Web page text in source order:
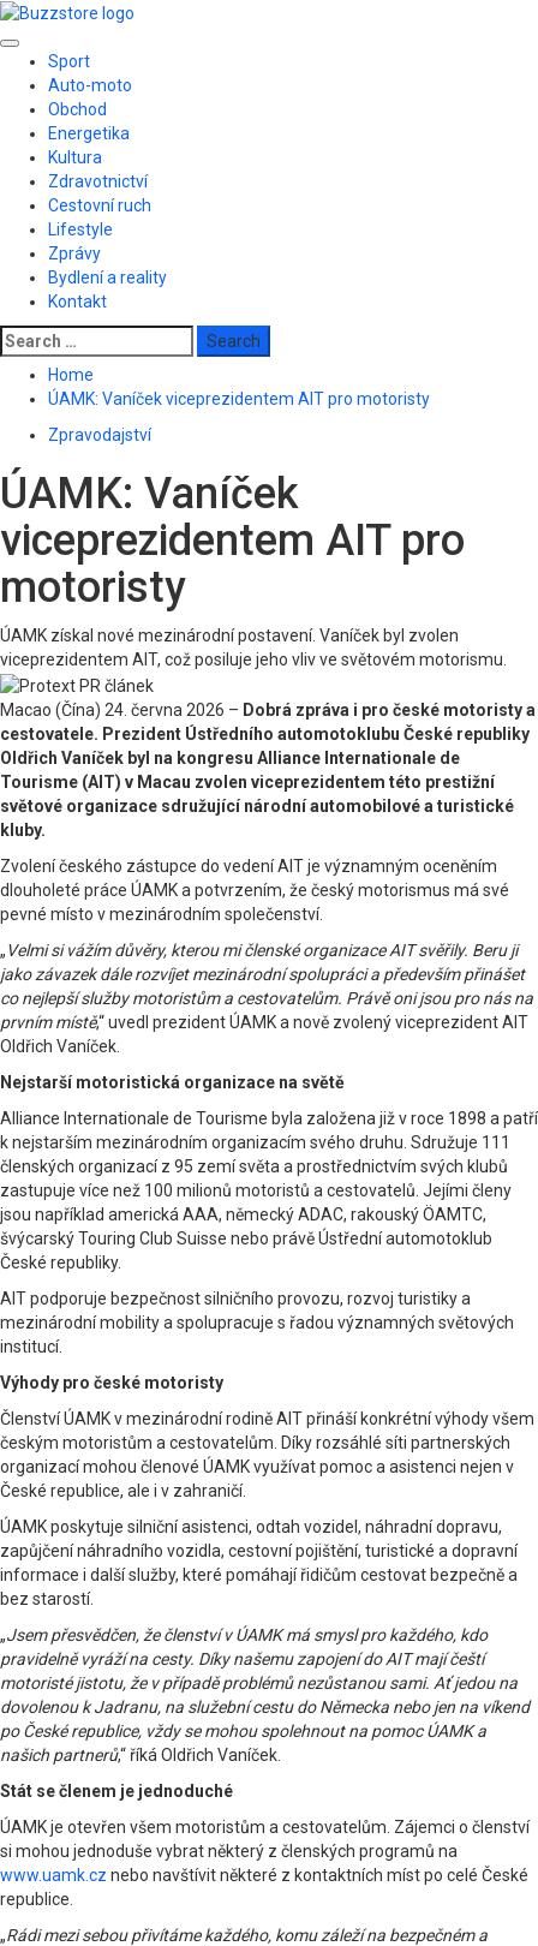
Skip
content
Primary
Menu
Sport
Auto-moto
Obchod
Energetika
Kultura
Zdravotnictví
Cestovní ruch
Lifestyle
Zprávy
Bydlení a reality
Kontakt
Search
for:
Home
ÚAMK: Vaníček viceprezidentem AIT pro motoristy
Zpravodajství
ÚAMK: Vaníček
viceprezidentem AIT pro
motoristy
ÚAMK získal nové mezinárodní postavení. Vaníček byl zvolen
viceprezidentem AIT, což posiluje jeho vliv ve světovém motorismu.
Macao (Čína) 24. června 2026 – Dobrá zpráva i pro české motoristy a
cestovatele. Prezident Ústředního automotoklubu České republiky
Oldřich Vaníček byl na kongresu Alliance Internationale de
Tourisme (AIT) v Macau zvolen viceprezidentem této prestižní
světové organizace sdružující národní automobilové a turistické
kluby.
Zvolení českého zástupce do vedení AIT je významným oceněním
dlouholeté práce ÚAMK a potvrzením, že český motorismus má své
pevné místo v mezinárodním společenství.
„Velmi si vážím důvěry, kterou mi členské organizace AIT svěřily. Beru ji
jako závazek dále rozvíjet mezinárodní spolupráci a především přinášet
co nejlepší služby motoristům a cestovatelům. Právě oni jsou pro nás na
prvním místě,“ uvedl prezident ÚAMK a nově zvolený viceprezident AIT
Oldřich Vaníček.
Nejstarší motoristická organizace na světě
Alliance Internationale de Tourisme byla založena již v roce 1898 a patří
k nejstarším mezinárodním organizacím svého druhu. Sdružuje 111
členských organizací z 95 zemí světa a prostřednictvím svých klubů
zastupuje více než 100 milionů motoristů a cestovatelů. Jejími členy
jsou například americká AAA, německý ADAC, rakouský ÖAMTC,
švýcarský Touring Club Suisse nebo právě Ústřední automotoklub
České republiky.
AIT podporuje bezpečnost silničního provozu, rozvoj turistiky a
mezinárodní mobility a spolupracuje s řadou významných světových
institucí.
Výhody pro české motoristy
Členství ÚAMK v mezinárodní rodině AIT přináší konkrétní výhody všem
českým motoristům a cestovatelům. Díky rozsáhlé síti partnerských
organizací mohou členové ÚAMK využívat pomoc a asistenci nejen v
České republice, ale i v zahraničí.
ÚAMK poskytuje silniční asistenci, odtah vozidel, náhradní dopravu,
zapůjčení náhradního vozidla, cestovní pojištění, turistické a dopravní
informace i další služby, které pomáhají řidičům cestovat bezpečně a
bez starostí.
„Jsem přesvědčen, že členství v ÚAMK má smysl pro každého, kdo
pravidelně vyráží na cesty. Díky našemu zapojení do AIT mají čeští
motoristé jistotu, že v případě problémů nezůstanou sami. Ať jedou na
dovolenou k Jadranu, na služební cestu do Německa nebo jen na víkend
po České republice, vždy se mohou spolehnout na pomoc ÚAMK a
našich partnerů,“ říká Oldřich Vaníček.
Stát se členem je jednoduché
ÚAMK je otevřen všem motoristům a cestovatelům. Zájemci o členství
si mohou jednoduše vybrat některý z členských programů na
www.uamk.cz nebo navštívit některé z kontaktních míst po celé České
republice.
„Rádi mezi sebou přivítáme každého, komu záleží na bezpečném a